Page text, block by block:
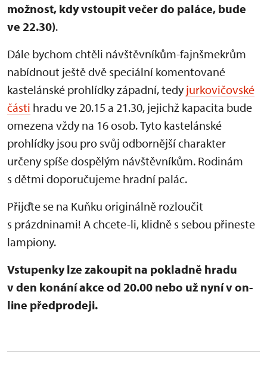
možnost, kdy vstoupit večer do paláce, bude
ve 22.30).
Dále bychom chtěli návštěvníkům-fajnšmekrům
nabídnout ještě dvě speciální komentované
kastelánské prohlídky západní, tedy jurkovičovské
části hradu ve 20.15 a 21.30, jejichž kapacita bude
omezena vždy na 16 osob.Tyto kastelánské
prohlídky jsou pro svůj odbornější charakter
určeny spíše dospělým návštěvníkům. Rodinám
s dětmi doporučujeme hradní palác.
Přijďte se na Kuňku originálně rozloučit
s prázdninami! A chcete-li, klidně s sebou přineste
lampiony.
Vstupenky lze zakoupit na pokladně hradu
v den konání akce od 20.00 nebo už nyní v on-
line předprodeji.